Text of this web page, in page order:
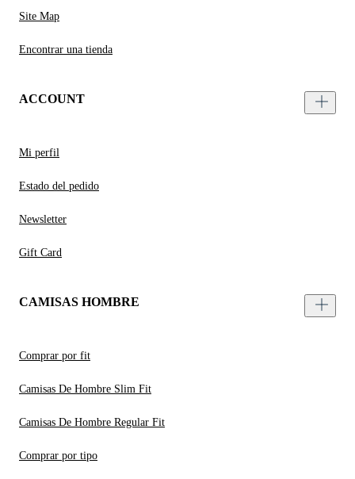
Site Map
Encontrar una tienda
ACCOUNT
Mi perfil
Estado del pedido
Newsletter
Gift Card
CAMISAS HOMBRE
Comprar por fit
Camisas De Hombre Slim Fit
Camisas De Hombre Regular Fit
Comprar por tipo